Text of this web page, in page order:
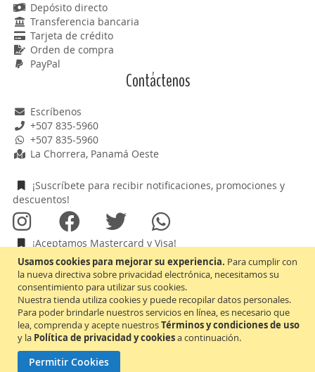
Usamos cookies para mejorar su experiencia. Para cumplir con
la nueva directiva sobre privacidad electrónica, necesitamos su
consentimiento para utilizar sus cookies.
Nuestra tienda utiliza cookies y puede recopilar datos personales.
Para poder brindarle nuestros servicios en línea, es necesario que
lea, comprenda y acepte nuestrosTérminos y condiciones de uso
y la Política de privacidad y cookiesa continuación.
Permitir Cookies
Depósito directo
Transferencia bancaria
Tarjeta de crédito
Orden de compra
PayPal
Contáctenos
Escríbenos
+507 835-5960
+507 835-5960
La Chorrera, Panamá Oeste
¡Suscríbete para recibir notificaciones, promociones y
descuentos!
¡Aceptamos Mastercard y Visa!
Inscríbase
nuestro
boletín
Suscribirse
Soluciones de red e infraestructura
La confianza entregada a nosotros, nos exige cumplirle
Todos los derechos reservados © 2016 - 2026